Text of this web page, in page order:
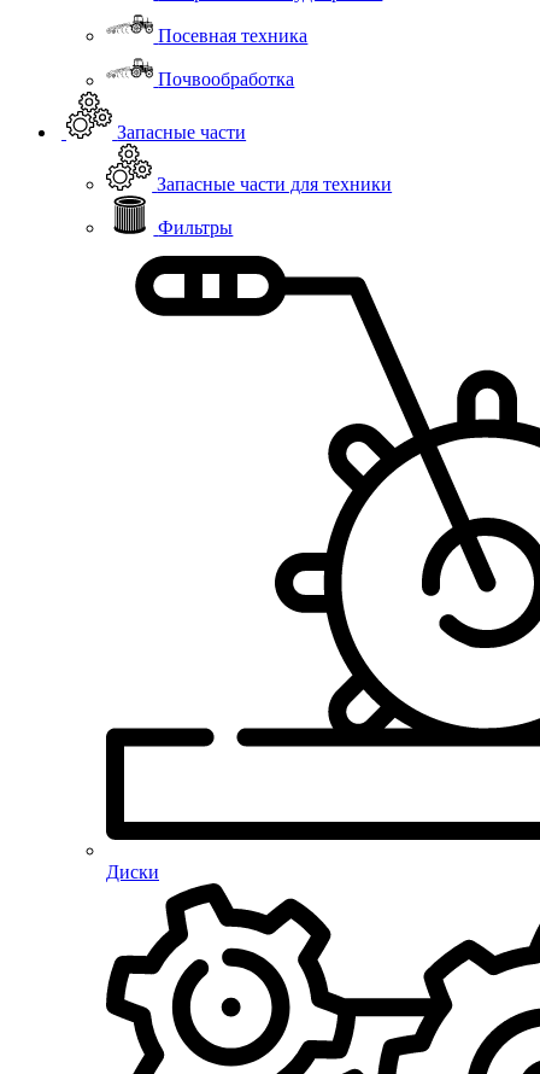
Посевная техника
Почвообработка
Запасные части
Запасные части для техники
Фильтры
Диски